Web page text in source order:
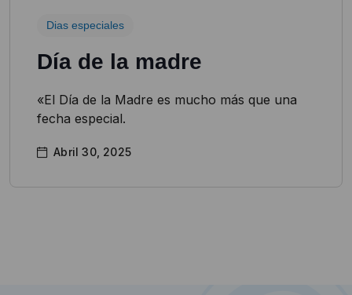
Dias especiales
Día de la madre
«El Día de la Madre es mucho más que una
fecha especial.
Abril 30, 2025